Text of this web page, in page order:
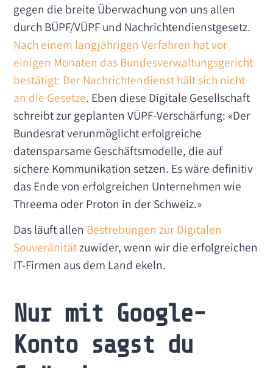
gegen die breite Überwachung von uns allen
durch BÜPF/VÜPF und Nachrichtendienstgesetz.
Nach einem langjährigen Verfahren hat vor
einigen Monaten das Bundesverwaltungsgericht
bestätigt: Der Nachrichtendienst hält sich nicht
an die Gesetze. Eben diese Digitale Gesellschaft
schreibt zur geplanten VÜPF-Verschärfung: «Der
Bundesrat verunmöglicht erfolgreiche
datensparsame Geschäftsmodelle, die auf
sichere Kommunikation setzen. Es wäre definitiv
das Ende von erfolgreichen Unternehmen wie
Threema oder Proton in der Schweiz.»
Das läuft allen Bestrebungen zur Digitalen
Souveränitätzuwider, wenn wir die erfolgreichen
IT-Firmen aus dem Land ekeln.
Nur mit Google-
Konto sagst du